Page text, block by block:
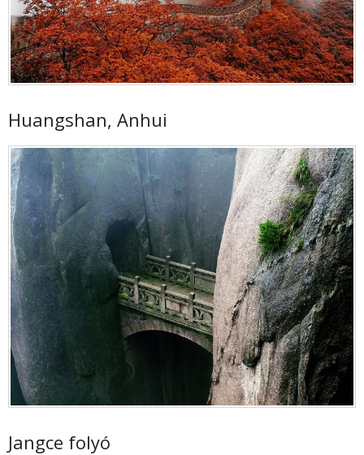
Huangshan, Anhui
Jangce folyó